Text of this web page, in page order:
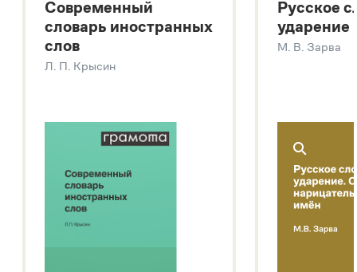
Большой толковый словарь русских глаголов
Современный словарь иностранных слов
Звук – технология синтеза платформы
SaluteSpeech
Современный
словарь иностранных
слов
Л. П. Крысин
Русское
ударение
М. В. Зарва